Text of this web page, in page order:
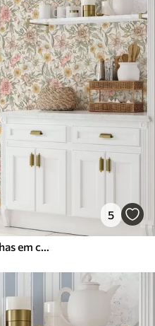
5
Margaridas, peónias, lírios e folhas em cores delicadas